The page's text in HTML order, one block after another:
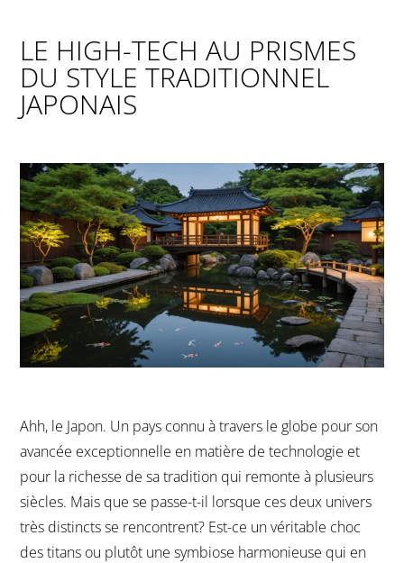
LE HIGH-TECH AU PRISMES
DU STYLE TRADITIONNEL
JAPONAIS
Ahh, le Japon. Un pays connu à travers le globe pour son
avancée exceptionnelle en matière de technologie et
pour la richesse de sa tradition qui remonte à plusieurs
siècles. Mais que se passe-t-il lorsque ces deux univers
très distincts se rencontrent? Est-ce un véritable choc
des titans ou plutôt une symbiose harmonieuse qui en